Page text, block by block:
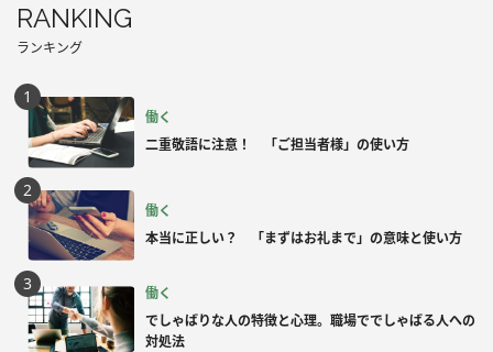
RANKING
ランキング
働く
二重敬語に注意！ 「ご担当者様」の使い方
働く
本当に正しい？ 「まずはお礼まで」の意味と使い方
働く
でしゃばりな人の特徴と心理。職場ででしゃばる人への
対処法